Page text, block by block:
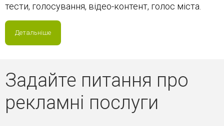
тести, голосування, відео-контент, голос міста.
Детальніше
Задайте питання про
рекламні послуги